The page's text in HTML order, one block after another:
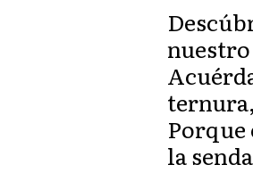
Porque
la